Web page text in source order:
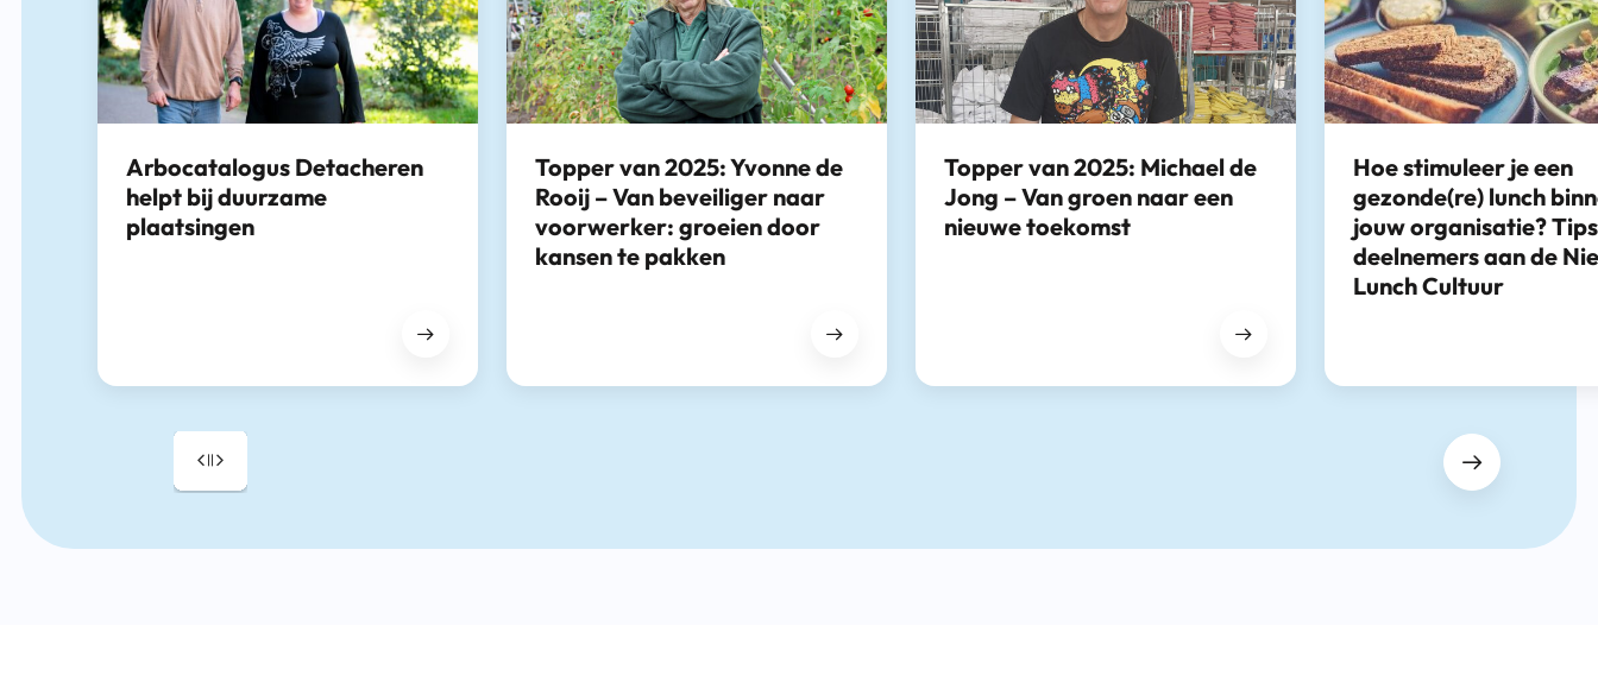
Arbocatalogus Detacheren
helpt bij duurzame
plaatsingen
Topper van 2025: Yvonne de
Rooij – Van beveiliger naar
voorwerker: groeien door
kansen te pakken
Topper van 2025: Michael de
Jong – Van groen naar een
nieuwe toekomst
Hoe stimuleer je een
gezonde(re) lunch
jouw organisatie?
deelnemers aan de
Lunch Cultuur
Drag